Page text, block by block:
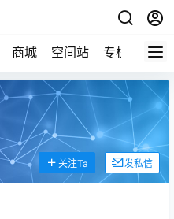
商城 空间站 专栏
关注Ta 发私信